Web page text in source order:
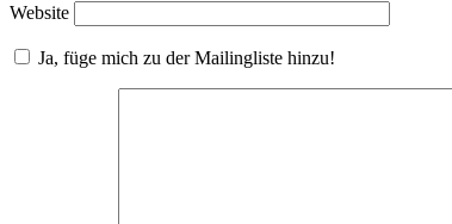
Website
Ja, füge mich zu der Mailingliste hinzu!